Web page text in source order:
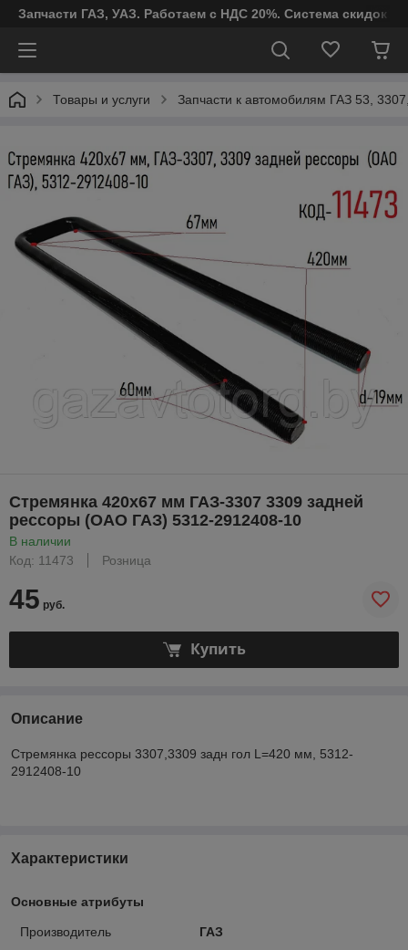
Запчасти ГАЗ, УАЗ. Работаем с НДС 20%. Система скидок
Товары и услуги Запчасти к автомобилям ГАЗ 53,
Стремянка 420х67 мм ГАЗ-3307 3309 задней
рессоры (ОАО ГАЗ) 5312-2912408-10
В наличии
Код: 11473
Розница
45 руб.
Купить
Описание
Стремянка рессоры 3307,3309 задн гол L=420 мм, 5312-
2912408-10
Характеристики
Основные атрибуты
Производитель
ГАЗ